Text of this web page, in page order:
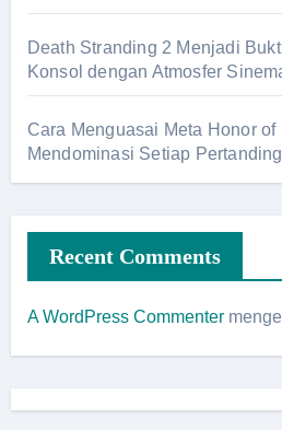
Death Stranding 2 Menjadi
Konsol dengan Atmosfer
Cara Menguasai Meta Honor of
Mendominasi Setiap
Recent Comments
A WordPress Commenter